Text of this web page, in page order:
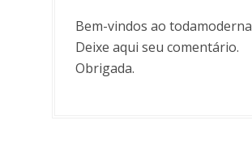
Bem-vindos ao todamoderna
Deixe aqui seu comentário.
Obrigada.